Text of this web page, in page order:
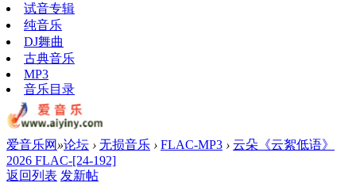
试音专辑
纯音乐
DJ舞曲
古典音乐
MP3
音乐目录
爱音乐网 »论坛 › 无损音乐 › FLAC-MP3 › 云朵《云絮低语》
2026 FLAC-[24-192]
返回列表 发新帖